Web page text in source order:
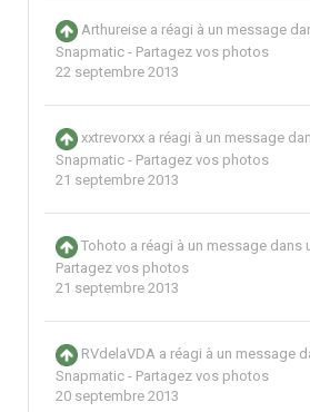
Arthureise a réagi à un message
Snapmatic - Partagez vos photos
22 septembre 2013
xxtrevorxx a réagi à un message
Snapmatic - Partagez vos photos
21 septembre 2013
Tohoto a réagi à un message dans
Partagez vos photos
21 septembre 2013
RVdelaVDA a réagi à un message
Snapmatic - Partagez vos photos
20 septembre 2013